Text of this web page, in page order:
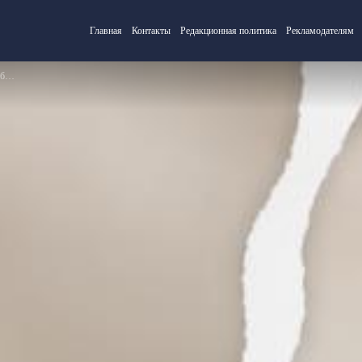
Главная Контакты Редакционная политика Рекламодателям